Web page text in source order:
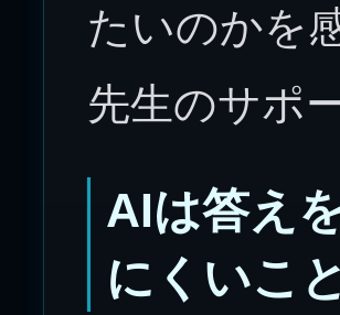
たいのかを
先生のサポ
AIは答え
にくいこ